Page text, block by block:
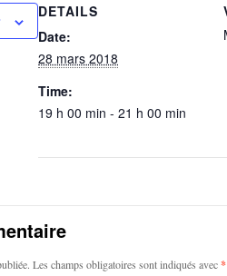
DETAILS
Date:
28 mars 2018
Time:
19 h 00 min - 21 h 00 min
Les champs obligatoires sont indiqués avec*